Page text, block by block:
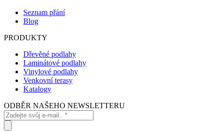
Seznam přání
Blog
PRODUKTY
Dřevěné podlahy
Laminátové podlahy
Vinylové podlahy
Venkovní terasy
Katalogy
ODBĚR NAŠEHO NEWSLETTERU